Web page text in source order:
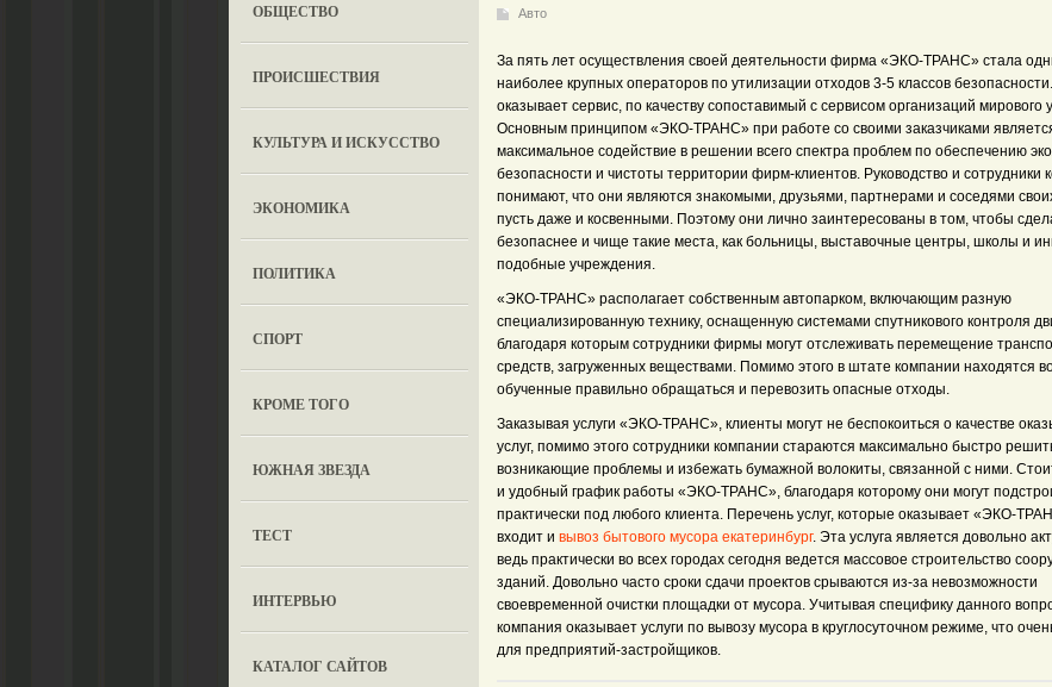
ОБЩЕСТВО
ПРОИСШЕСТВИЯ
КУЛЬТУРА И ИСКУССТВО
ЭКОНОМИКА
ПОЛИТИКА
СПОРТ
КРОМЕ ТОГО
ЮЖНАЯ ЗВЕЗДА
ТЕСТ
ИНТЕРВЬЮ
КАТАЛОГ САЙТОВ
Авто
За пять лет осуществления своей деятельности фирма «ЭКО-ТРАНС» стала
наиболее крупных операторов по утилизации отходов 3-5 классов
оказывает сервис, по качеству сопоставимый с сервисом организаций мирового
Основным принципом «ЭКО-ТРАНС» при работе со своими заказчиками
максимальное содействие в решении всего спектра проблем по обеспечению
безопасности и чистоты территории фирм-клиентов. Руководство и сотрудники
понимают, что они являются знакомыми, друзьями, партнерами и соседями
пусть даже и косвенными. Поэтому они лично заинтересованы в том, чтобы
безопаснее и чище такие места, как больницы, выставочные центры, школы и
подобные учреждения.
«ЭКО-ТРАНС» располагает собственным автопарком, включающим разную
специализированную технику, оснащенную системами спутникового контроля
благодаря которым сотрудники фирмы могут отслеживать перемещение
средств, загруженных веществами. Помимо этого в штате компании находятся
обученные правильно обращаться и перевозить опасные отходы.
Заказывая услуги «ЭКО-ТРАНС», клиенты могут не беспокоиться о качестве
услуг, помимо этого сотрудники компании стараются максимально быстро
возникающие проблемы и избежать бумажной волокиты, связанной с ними.
и удобный график работы «ЭКО-ТРАНС», благодаря которому они могут
практически под любого клиента. Перечень услуг, которые оказывает «ЭКО-
входит и вывоз бытового мусора екатеринбург. Эта услуга является довольно
ведь практически во всех городах сегодня ведется массовое строительство
зданий. Довольно часто сроки сдачи проектов срываются из-за невозможности
своевременной очистки площадки от мусора. Учитывая специфику данного
компания оказывает услуги по вывозу мусора в круглосуточном режиме, что
для предприятий-застройщиков.